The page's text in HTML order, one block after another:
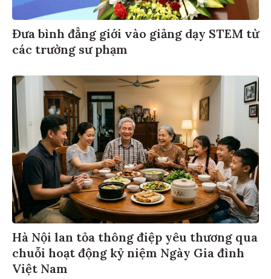
Đưa bình đẳng giới vào giảng dạy STEM từ
các trường sư phạm
Hà Nội lan tỏa thông điệp yêu thương qua
chuỗi hoạt động kỷ niệm Ngày Gia đình
Việt Nam